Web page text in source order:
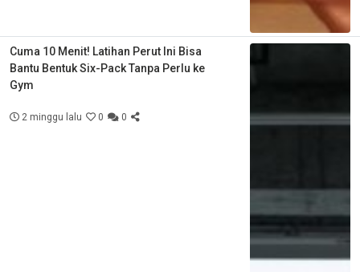
Cuma 10 Menit! Latihan Perut Ini Bisa
Bantu Bentuk Six-Pack Tanpa Perlu ke
Gym
2 minggu lalu 0 0